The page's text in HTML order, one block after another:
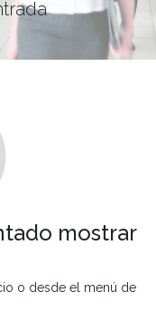
mostrar
o desde el menú de